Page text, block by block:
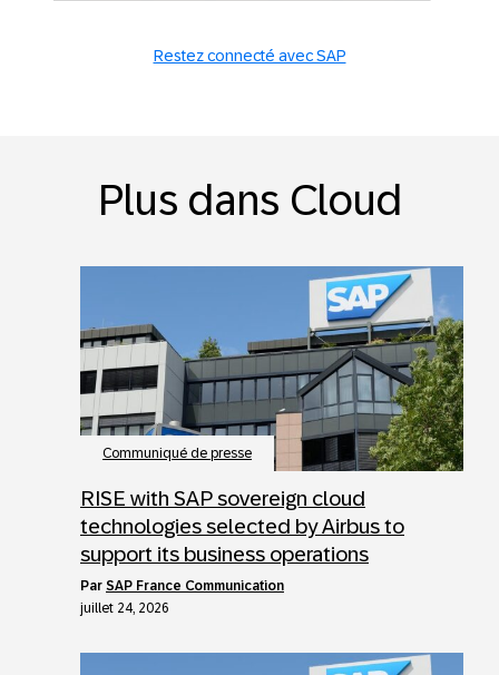
Restez connecté avec SAP
Plus dans Cloud
Communiqué de presse
RISE with SAP sovereign cloud
technologies selected by Airbus to
support its business operations
par SAP France Communication
juillet 24, 2026